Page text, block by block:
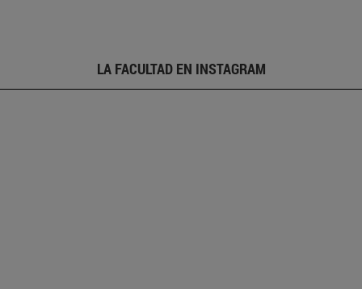
LA FACULTAD EN INSTAGRAM